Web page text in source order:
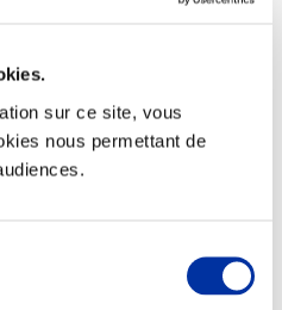
sur ce site, vous
nous permettant de
en marché